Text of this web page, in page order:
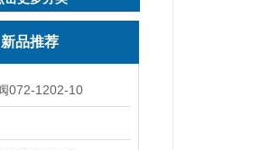
新品推荐
072-1202-10